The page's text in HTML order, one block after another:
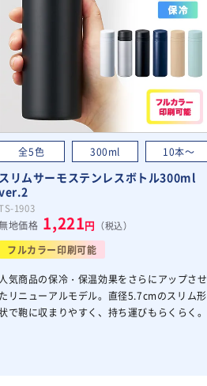
全5色 300ml 10本～
スリムサーモステンレスボトル300ml
1903
地価格 1,221円 （税込）
フルカラー印刷可能
人気商品の保冷・保温効果をさらにアップさせ
たリニューアルモデル。直径5.7cmのスリム形
で鞄に収まりやすく、持ち運びもらくらく。